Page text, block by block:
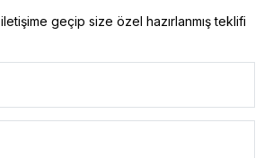
geçip size özel hazırlanmış teklifi